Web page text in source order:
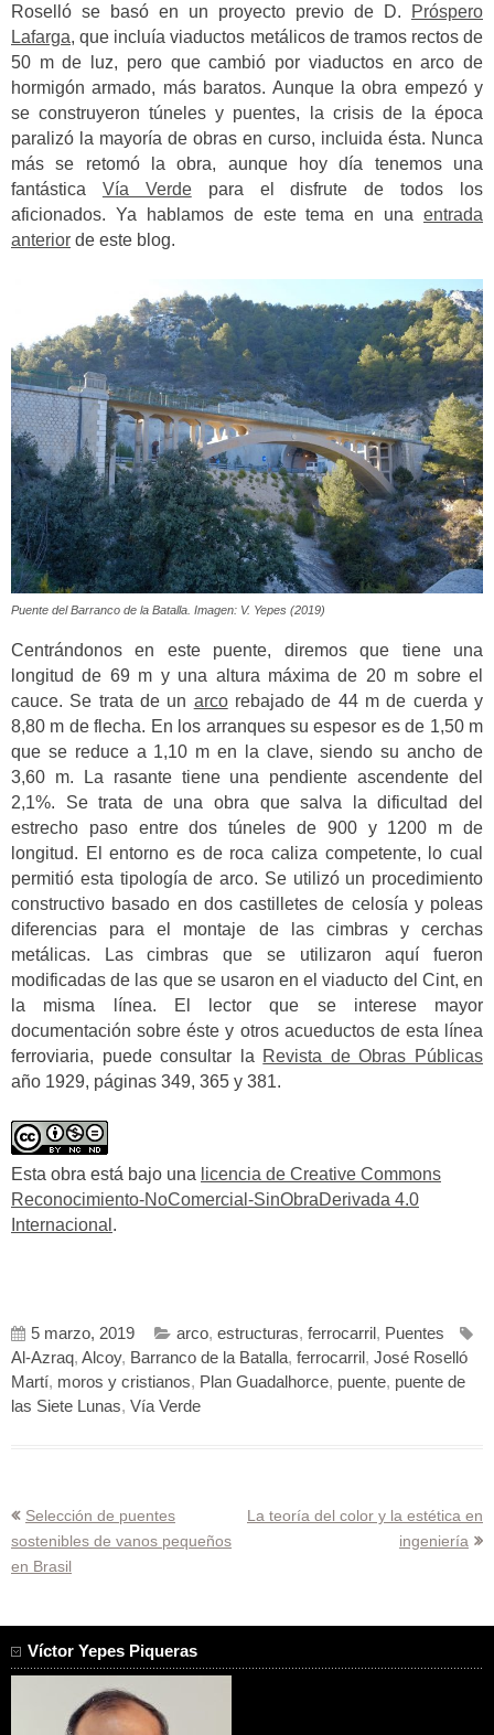
Roselló se basó en un proyecto previo de D.
Próspero
Lafarga, que incluía viaductos metálicos de tramos rectos de
50 m de luz, pero que cambió por viaductos en arco de
hormigón armado, más baratos. Aunque la obra empezó y
se construyeron túneles y puentes, la crisis de la época
paralizó la mayoría de obras en curso, incluida ésta. Nunca
más se retomó la obra, aunque hoy día tenemos una
fantástica Vía Verdepara el disfrute de todos los
aficionados. Ya hablamos de este tema en una entrada
anterior de este blog.
Puente del Barranco de la Batalla. Imagen: V. Yepes (2019)
Centrándonos en este puente, diremos que tiene una
longitud de 69 m y una altura máxima de 20 m sobre el
cauce. Se trata de un arcorebajado de 44 m de cuerda y
8,80 m de flecha. En los arranques su espesor es de 1,50 m
que se reduce a 1,10 m en la clave, siendo su ancho de
3,60 m. La rasante tiene una pendiente ascendente del
2,1%. Se trata de una obra que salva la dificultad del
estrecho paso entre dos túneles de 900 y 1200 m de
longitud. El entorno es de roca caliza competente, lo cual
permitió esta tipología de arco. Se utilizó un procedimiento
constructivo basado en dos castilletes de celosía y poleas
diferencias para el montaje de las cimbras y cerchas
metálicas. Las cimbras que se utilizaron aquí fueron
modificadas de las que se usaron en el viaducto del Cint, en
la misma línea. El lector que se interese mayor
documentación sobre éste y otros acueductos de esta línea
ferroviaria, puede consultar la Revista de Obras Públicas
año 1929, páginas 349, 365 y 381.
Esta obra está bajo una licencia de Creative Commons
Reconocimiento-NoComercial-SinObraDerivada 4.0
Internacional .
5 marzo, 2019 arco, estructuras, ferrocarril , Puentes
Al-Azraq, Alcoy, Barranco de la Batalla, ferrocarril , José Roselló
Martí, moros y cristianos, Plan Guadalhorce, puente, puente de
las Siete Lunas, Vía Verde
Navegación
de
Selección de puentes
sostenibles de vanos pequeños
en Brasil
La teoría del color y la estética en
ingeniería
Víctor Yepes Piqueras